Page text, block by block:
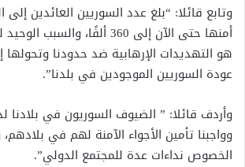
وتابع قائلا: “بلغ عدد السوريين العائدين إلى
أمنها حتى الآن إلى 360 ألفًا،
هو التهديدات الإرهابية ضد حدودنا وتحولها
عودة السوريين الموجودين في بلدنا”.
وأردف قائلا: ” الضيوف السوريون في
وواجبنا تأمين الأجواء الآمنة لهم في
الخصوص نداءات عدة للمجتمع الدولي”.